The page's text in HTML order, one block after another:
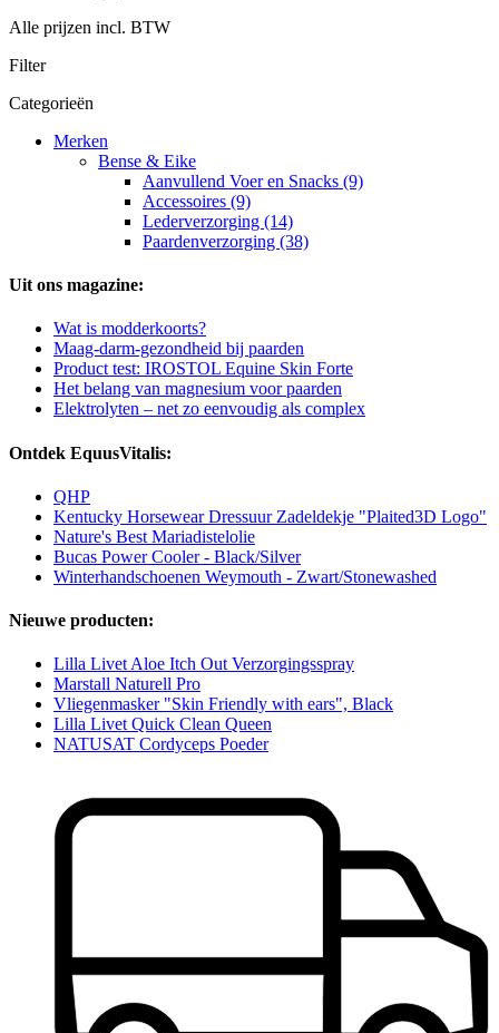
Alle prijzen incl. BTW
Filter
Categorieën
Merken
Bense & Eike
Aanvullend Voer en Snacks (9)
Accessoires (9)
Lederverzorging (14)
Paardenverzorging (38)
Uit ons magazine:
Wat is modderkoorts?
Maag-darm-gezondheid bij paarden
Product test: IROSTOL Equine Skin Forte
Het belang van magnesium voor paarden
Elektrolyten – net zo eenvoudig als complex
Ontdek EquusVitalis:
QHP
Kentucky Horsewear Dressuur Zadeldekje "Plaited3D Logo"
Nature's Best Mariadistelolie
Bucas Power Cooler - Black/Silver
Winterhandschoenen Weymouth - Zwart/Stonewashed
Nieuwe producten:
Lilla Livet Aloe Itch Out Verzorgingsspray
Marstall Naturell Pro
Vliegenmasker "Skin Friendly with ears", Black
Lilla Livet Quick Clean Queen
NATUSAT Cordyceps Poeder